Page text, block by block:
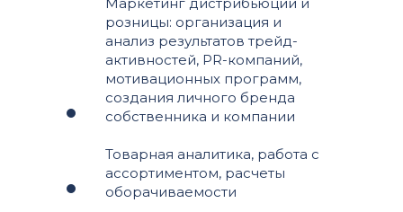
розницы: организация и
анализ результатов трейд-
активностей, PR-компаний,
мотивационных программ,
создания личного бренда
собственника и компании
Товарная аналитика, работа с
ассортиментом, расчеты
оборачиваемости